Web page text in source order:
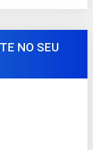
NO SEU